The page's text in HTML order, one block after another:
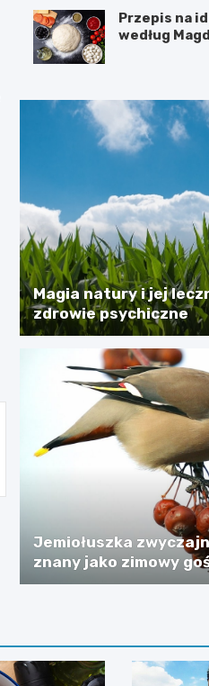
Przepis na
według
Magia natury i jej
zdrowie psychiczne
Jemiołuszka
znany jako zimowy